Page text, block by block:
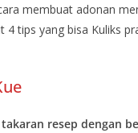
membuat adonan
4 tips yang bisa Kuliks
resep dengan